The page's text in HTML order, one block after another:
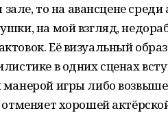
то на авансцене
на мой взгляд,
Её визуальный
в одних сценах
манерой игры либо
хорошей